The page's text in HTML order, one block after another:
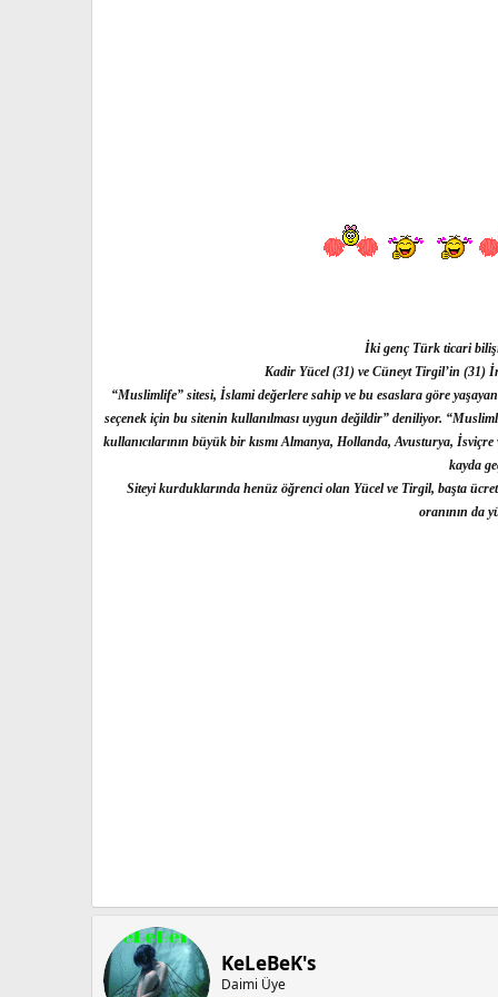
İki genç Türk ticari
Kadir Yücel (31) ve Cüneyt Tirgil’in (31)
“Muslimlife” sitesi, İslami değerlere sahip ve bu esaslara göre
seçenek için bu sitenin kullanılması uygun değildir” deniliyor.
kullanıcılarının büyük bir kısmı Almanya, Hollanda, Avusturya,
kayda
Siteyi kurduklarında henüz öğrenci olan Yücel ve Tirgil, başta
oranının da
KeLeBeK's
Daimi Üye